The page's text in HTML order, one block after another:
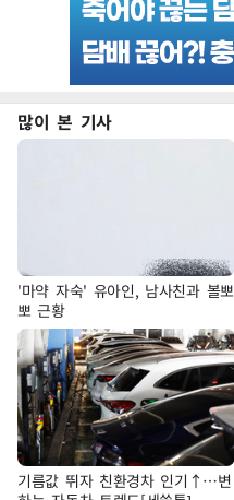
많이 본 기사
'마약 자숙' 유아인, 남사친과 볼뽀
뽀 근황
기름값 뛰자 친환경차 인기↑…변